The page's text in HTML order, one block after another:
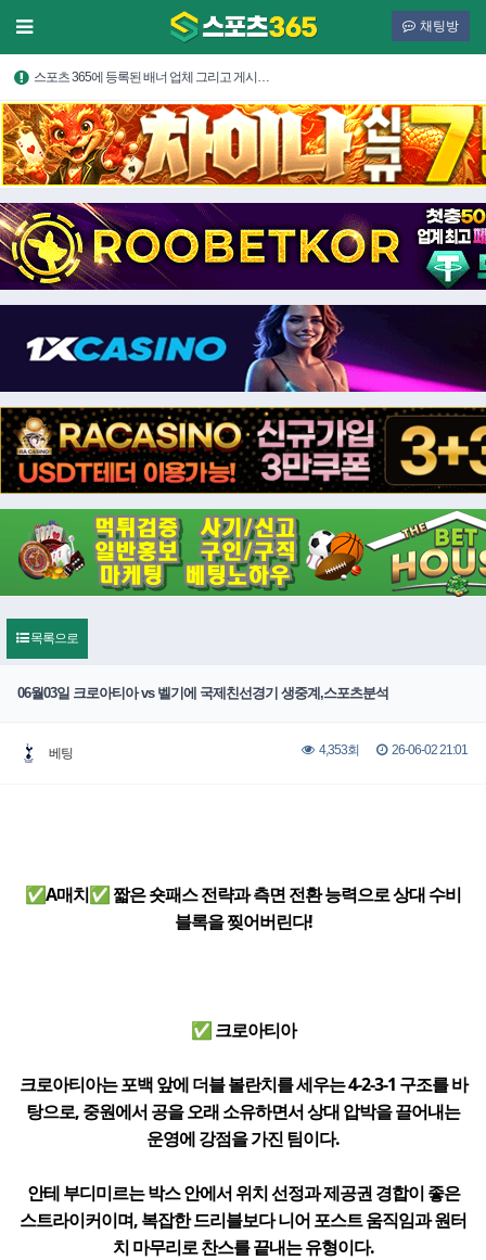
채팅방
스포츠 365에 등록된 배너 업체 그리고 게시…
목록으로
06월03일 크로아티아 vs 벨기에 국제친선경기 생중계,스포츠분석
베팅 4,353회 26-06-02 21:01
✅A매치✅ 짧은 숏패스 전략과 측면 전환 능력으로 상대 수비
블록을 찢어버린다!
✅ 크로아티아
크로아티아는 포백 앞에 더블 볼란치를 세우는 4-2-3-1 구조를 바
탕으로, 중원에서 공을 오래 소유하면서 상대 압박을 끌어내는
운영에 강점을 가진 팀이다.
안테 부디미르는 박스 안에서 위치 선정과 제공권 경합이 좋은
스트라이커이며, 복잡한 드리블보다 니어 포스트 움직임과 원터
치 마무리로 찬스를 끝내는 유형이다.